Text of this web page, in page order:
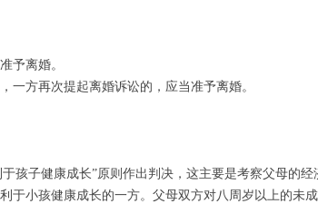
予离婚。
方再次提起离婚诉讼的，应当准予离婚。
子健康成长”原则作出判决，这主要是考察父母的经
小孩健康成长的一方。父母双方对八周岁以上的未成